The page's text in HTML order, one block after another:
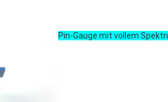
Pin-Gauge mit vollem